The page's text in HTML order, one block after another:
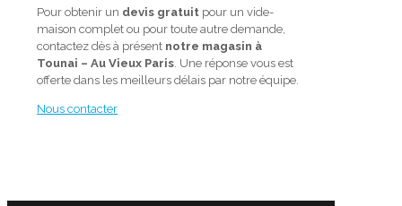
Pour obtenir un devis gratuit pour un vide-
maison complet ou pour toute autre demande,
contactez dès à présent notre magasin à
Tounai – Au Vieux Paris. Une réponse vous est
offerte dans les meilleurs délais par notre équipe.
Nous contacter